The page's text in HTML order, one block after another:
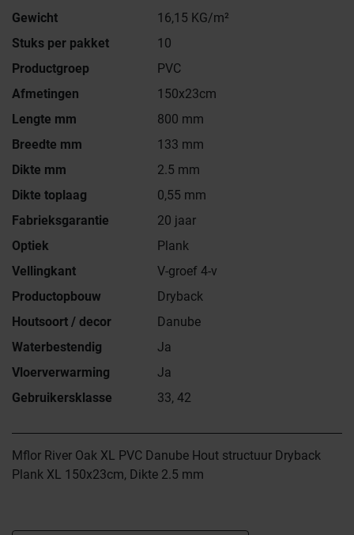
Gewicht
16,15 KG/m²
Stuks per pakket
10
Productgroep
PVC
Afmetingen
150x23cm
Lengte mm
800 mm
Breedte mm
133 mm
Dikte mm
2.5 mm
Dikte toplaag
0,55 mm
Fabrieksgarantie
20 jaar
Optiek
Plank
Vellingkant
V-groef 4-v
Productopbouw
Dryback
Houtsoort / decor
Danube
Waterbestendig
Ja
Vloerverwarming
Ja
Gebruikersklasse
33, 42
Mflor River Oak XL PVC Danube Hout structuur Dryback
Plank XL 150x23cm, Dikte 2.5 mm